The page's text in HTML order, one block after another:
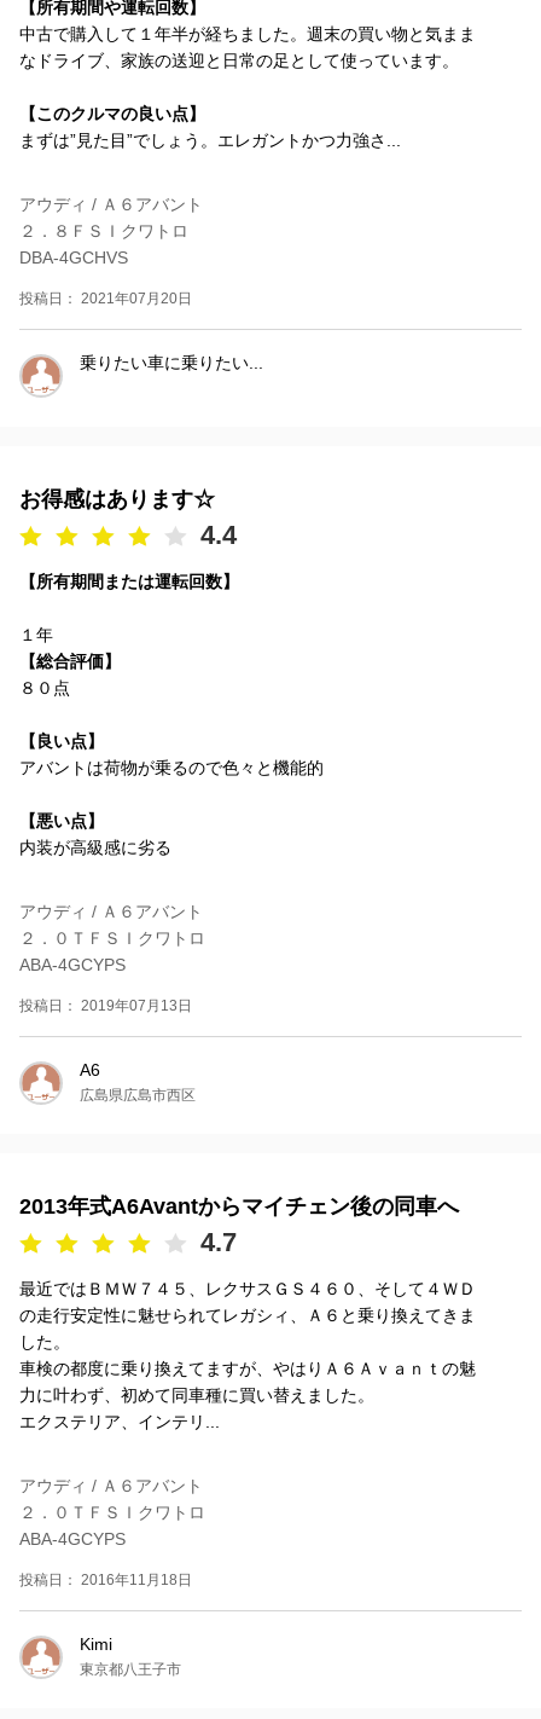
【所有期間や運転回数】
中古で購入して１年半が経ちました。週末の買い物と気まま
なドライブ、家族の送迎と日常の足として使っています。
【このクルマの良い点】
まずは”見た目”でしょう。エレガントかつ力強さ...
アウディ / Ａ６アバント
２．８ＦＳＩクワトロ
DBA-4GCHVS
投稿日： 2021年07月20日
乗りたい車に乗りたい...
お得感はあります☆
4.4
【所有期間または運転回数】
１年
【総合評価】
８０点
【良い点】
アバントは荷物が乗るので色々と機能的
【悪い点】
内装が高級感に劣る
アウディ / Ａ６アバント
２．０ＴＦＳＩクワトロ
ABA-4GCYPS
投稿日： 2019年07月13日
A6
広島県広島市西区
2013年式A6Avantからマイチェン後の同車へ
4.7
最近ではＢＭＷ７４５、レクサスＧＳ４６０、そして４ＷＤ
の走行安定性に魅せられてレガシィ、Ａ６と乗り換えてきま
した。
車検の都度に乗り換えてますが、やはりＡ６Ａｖａｎｔの魅
力に叶わず、初めて同車種に買い替えました。
エクステリア、インテリ...
アウディ / Ａ６アバント
２．０ＴＦＳＩクワトロ
ABA-4GCYPS
投稿日： 2016年11月18日
Kimi
東京都八王子市